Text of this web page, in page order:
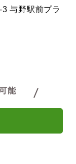
与野駅前プラ
能